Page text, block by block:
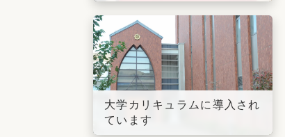
大学カリキュラムに導入され
ています